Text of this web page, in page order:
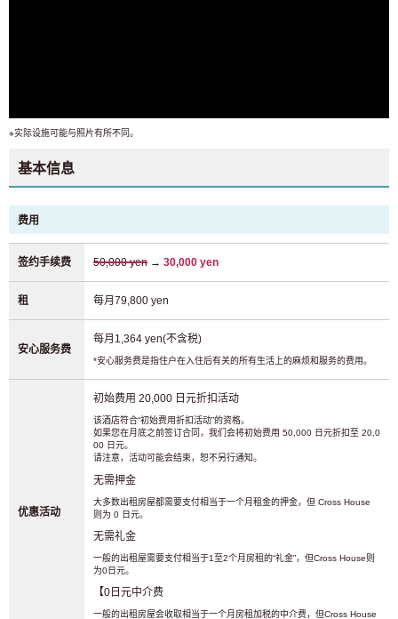
※实际设施可能与照片有所不同。
基本信息
费用
签约手续费 50,000 yen → 30,000 yen
租 每月79,800 yen
安心服务费
每月1,364 yen(不含税)
*安心服务费是指住户在入住后有关的所有生活上的麻烦和服务的费用。
优惠活动
初始费用 20,000 日元折扣活动
该酒店符合“初始费用折扣活动”的资格。
如果您在月底之前签订合同，我们会将初始费用 50,000 日元折扣至 20,0
00 日元。
请注意，活动可能会结束，恕不另行通知。
无需押金
大多数出租房屋都需要支付相当于一个月租金的押金，但 Cross House
则为 0 日元。
无需礼金
一般的出租屋需要支付相当于1至2个月房租的“礼金”，但Cross House则
为0日元。
【0日元中介费
一般的出租房屋会收取相当于一个月房租加税的中介费，但Cross House